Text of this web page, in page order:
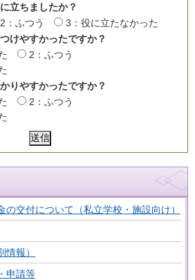
立ちましたか？
2：ふつう
3：役に立たなかった
けやすかったですか？
2：ふつう
りやすかったですか？
2：ふつう
の交付について（私立学校・施設向け）
報）
申請等